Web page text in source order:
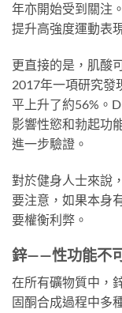
年亦開始受到關注
提升高強度運動表
更直接的是，肌酸
2017年一項研究發
平上升了約56%。
影響性慾和勃起功
進一步驗證。
對於健身人士來說
要注意，如果本身
要權衡利弊。
鋅——性功能不
在所有礦物質中，
固酮合成過程中多